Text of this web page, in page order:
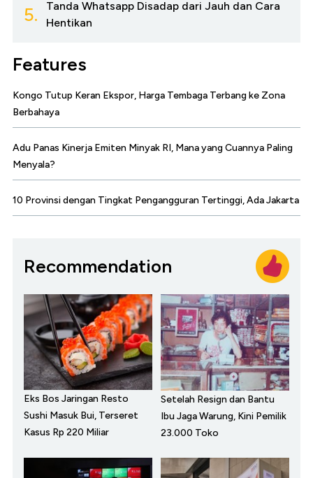
5.
Tanda Whatsapp Disadap dari Jauh dan Cara
Hentikan
Features
Kongo Tutup Keran Ekspor, Harga Tembaga Terbang ke Zona
Berbahaya
Adu Panas Kinerja Emiten Minyak RI, Mana yang Cuannya Paling
Menyala?
10 Provinsi dengan Tingkat Pengangguran Tertinggi, Ada Jakarta
Recommendation
Eks Bos Jaringan Resto
Sushi Masuk Bui, Terseret
Kasus Rp 220 Miliar
Setelah Resign dan Bantu
Ibu Jaga Warung, Kini Pemilik
23.000 Toko